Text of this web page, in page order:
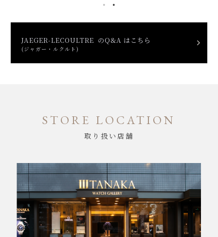
JAEGER-LECOULTRE のQ&A はこちら
(ジャガー・ルクルト)
STORE LOCATION
取り扱い店舗